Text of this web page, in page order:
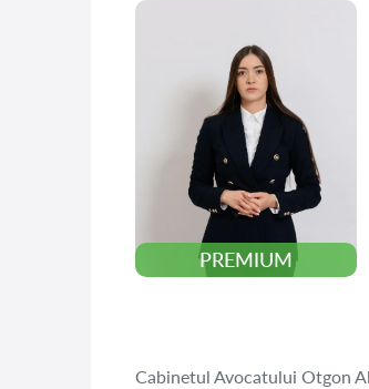
PREMIUM
Cabinetul Avocatului Otgon